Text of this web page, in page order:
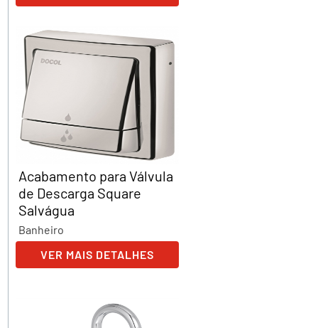
Acabamento para Válvula
de Descarga Square
Salvágua
Banheiro
VER MAIS DETALHES